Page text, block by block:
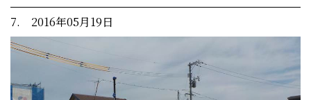
7. 2016年05月19日